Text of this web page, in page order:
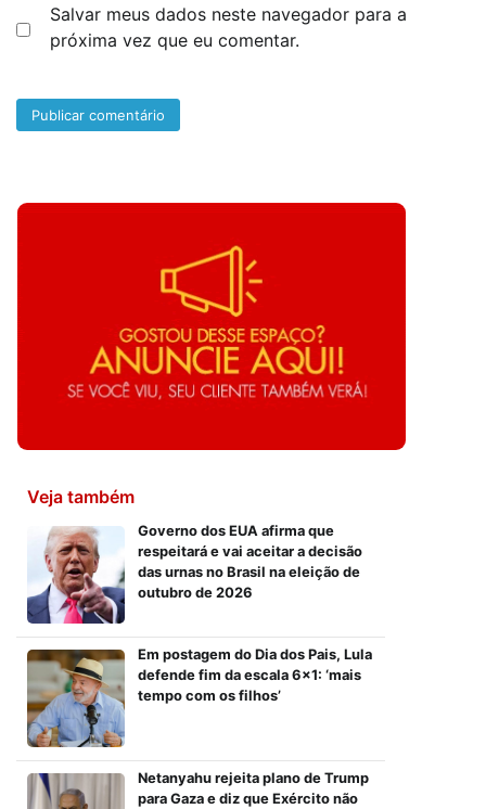
Salvar meus dados neste navegador para a
próxima vez que eu comentar.
Veja também
Governo dos EUA afirma que
respeitará e vai aceitar a decisão
das urnas no Brasil na eleição de
outubro de 2026
Em postagem do Dia dos Pais, Lula
defende fim da escala 6×1: ‘mais
tempo com os filhos’
Netanyahu rejeita plano de Trump
para Gaza e diz que Exército não